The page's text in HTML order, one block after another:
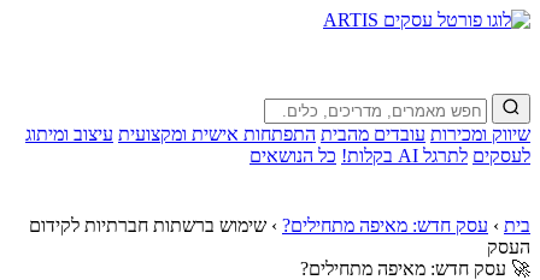
שיווק ומכירות עובדים מהבית התפתחות אישית ומקצועית עיצוב ומיתוג
לעסקים לתרגל AI בקלות! כל הנושאים
בית › עסק חדש: מאיפה מתחילים? › שימוש ברשתות חברתיות לקידום
העסק
🚀 עסק חדש: מאיפה מתחילים?